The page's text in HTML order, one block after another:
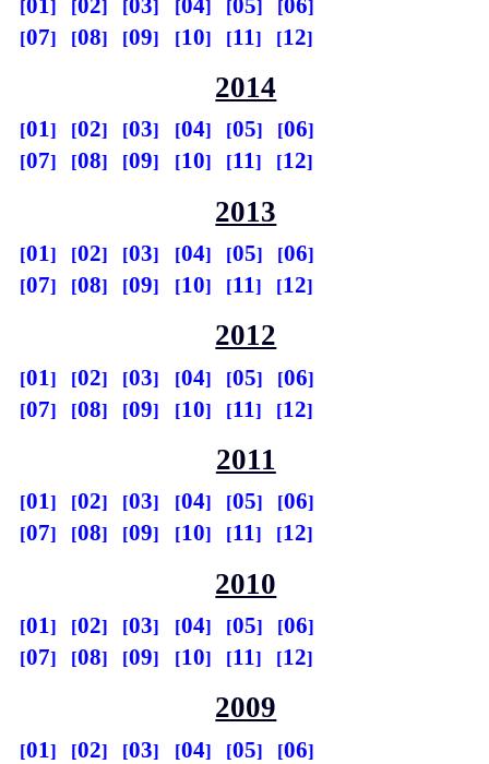
01 02 03 04 05
06
07
08 09 10 11 12
2014
01 02 03 04 05
06
07
08 09 10 11 12
2013
01 02 03 04 05
06
07
08 09 10 11 12
2012
01 02 03 04 05
06
07
08 09 10 11 12
2011
01 02 03 04 05
06
07
08 09 10 11 12
2010
01 02 03 04 05
06
07
08 09 10 11 12
2009
01 02 03 04 05
06